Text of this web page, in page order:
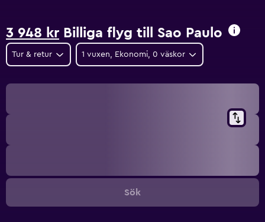
3 948 kr Billiga flyg till Sao Paulo
Tur & retur 1 vuxen, Ekonomi, 0 väskor
Sök